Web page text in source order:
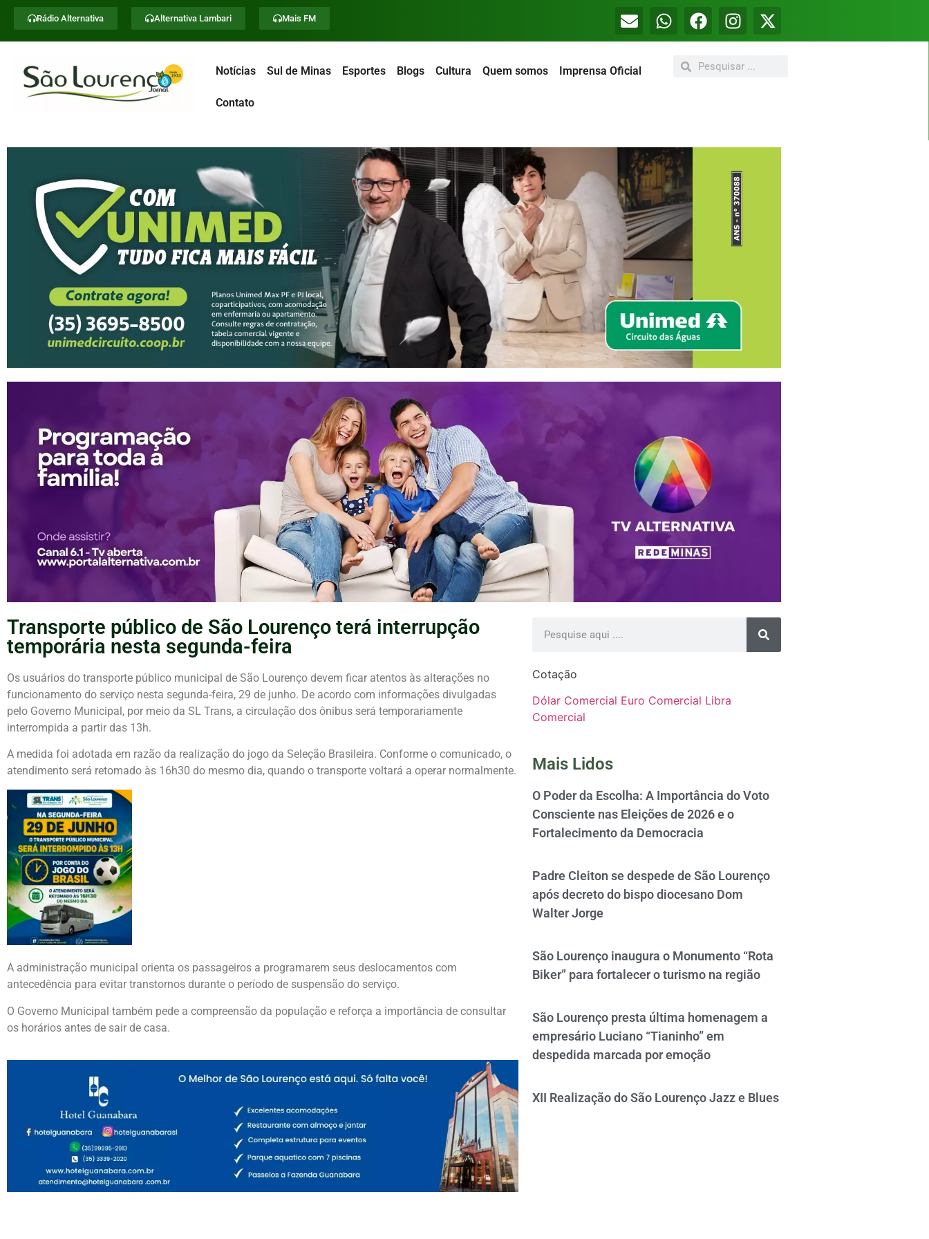
Rádio Alternativa Alternativa Lambari Mais FM
Notícias Sul de Minas Esportes Blogs Cultura Quem somos Imprensa Oficial
Contato
Transporte público de São Lourenço terá interrupção
temporária nesta segunda-feira
Os usuários do transporte público municipal de São Lourenço devem ficar atentos às alterações no
funcionamento do serviço nesta segunda-feira, 29 de junho. De acordo com informações divulgadas
pelo Governo Municipal, por meio da SL Trans, a circulação dos ônibus será temporariamente
interrompida a partir das 13h.
A medida foi adotada em razão da realização do jogo da Seleção Brasileira. Conforme o comunicado, o
atendimento será retomado às 16h30 do mesmo dia, quando o transporte voltará a operar normalmente.
A administração municipal orienta os passageiros a programarem seus deslocamentos com
antecedência para evitar transtornos durante o período de suspensão do serviço.
O Governo Municipal também pede a compreensão da população e reforça a importância de consultar
os horários antes de sair de casa.
Cotação
Dólar Comercial Euro Comercial Libra
Comercial
Mais Lidos
O Poder da Escolha: A Importância do Voto
Consciente nas Eleições de 2026 e o
Fortalecimento da Democracia
Padre Cleiton se despede de São Lourenço
após decreto do bispo diocesano Dom
Walter Jorge
São Lourenço inaugura o Monumento “Rota
Biker” para fortalecer o turismo na região
São Lourenço presta última homenagem a
empresário Luciano “Tianinho” em
despedida marcada por emoção
XII Realização do São Lourenço Jazz e Blues